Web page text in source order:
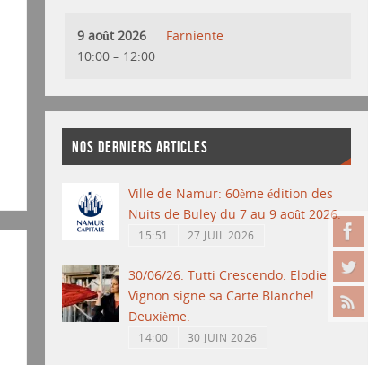
9 août 2026
10:00 – 12:00
Farniente
NOS DERNIERS ARTICLES
Ville de Namur: 60ème édition des
Nuits de Buley du 7 au 9 août 2026.
15:51 27 JUIL 2026
30/06/26: Tutti Crescendo: Elodie
Vignon signe sa Carte Blanche!
Deuxième.
14:00 30 JUIN 2026